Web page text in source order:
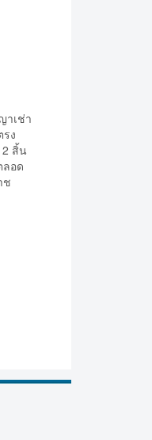
าเช่า
ง
2 สิ้น
ลอด
ช